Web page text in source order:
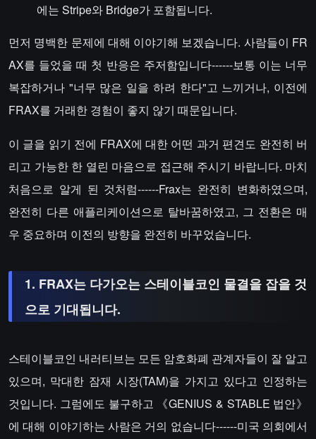
에는 Stripe와 Bridge가 포함됩니다.
먼저 명백한 문제에 대해 이야기해 보겠습니다. 사람들이 FR
AX를 들었을 때 첫 반응은 주저함입니다------보통 이는 너무
복잡하거나 "너무 많은 일을 하려 한다"고 느끼거나, 이전에
FRAX를 거래한 경험이 좋지 않기 때문입니다.
이 글을 읽기 전에 FRAX에 대한 어떤 과거 편견도 완전히 버
리고 가능한 한 열린 마음으로 접근해 주시기 바랍니다. 마치
처음으로 알게 된 것처럼------Frax는 완전히 변화하였으며,
완전히 다른 애플리케이션으로 탈바꿈하였고, 그 전환은 매
우 중요하며 이전의 방향을 완전히 바꾸었습니다.
1. FRAX는 다가오는 스테이블코인 물결을 잡을 것
으로 기대됩니다.
스테이블코인 내러티브는 모든 암호화폐 관계자들이 잘 알고
있으며, 막대한 잠재 시장(TAM)을 가지고 있다고 인정하는
것입니다. 그럼에도 불구하고 《GENIUS & STABLE 법안》
에 대해 이야기하는 사람은 거의 없습니다------미국 의회에서